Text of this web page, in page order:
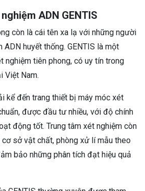
ADN GENTIS
còn là cái tên xa lạ với những người
ADN huyết thống. GENTIS là một
nghiệm tiên phong, có uy tín trong
Việt Nam.
kể đến trang thiết bị máy móc xét
được đầu tư nhiều, với độ chính
động tốt. Trung tâm xét nghiệm còn
sở vật chất, phòng xử lí mẫu theo
bảo những phân tích đạt hiệu quả